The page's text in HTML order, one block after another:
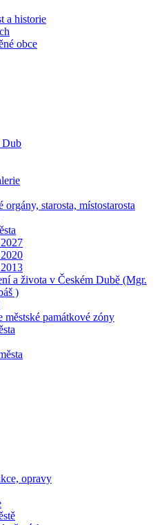
a historie
obce
Dub
orgány, starosta, místostarosta
a života v Českém Dubě (Mgr.
)
městské památkové zóny
opravy